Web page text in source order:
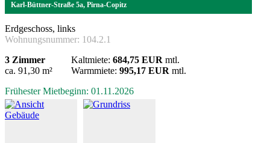
Karl-Büttner-Straße 5a, Pirna-Copitz
Erdgeschoss, links
Wohnungsnummer: 104.2.1
3 Zimmer
ca. 91,30 m²
Kaltmiete: 684,75 EUR mtl.
Warmmiete: 995,17 EUR mtl.
Frühester Mietbeginn: 01.11.2026